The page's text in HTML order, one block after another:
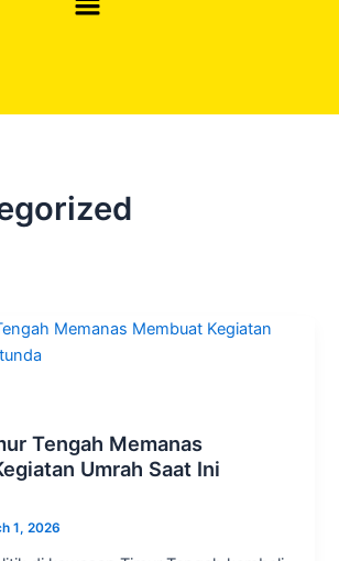
Tengah Memanas
Umrah Saat Ini
1, 2026